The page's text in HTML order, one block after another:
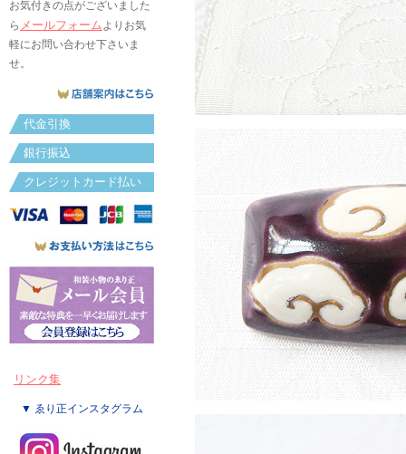
お気付きの点がございました
ら メールフォームよりお気
軽にお問い合わせ下さいま
せ。
代金引換
銀行振込
クレジットカード払い
リンク集
▼ ゑり正インスタグラム